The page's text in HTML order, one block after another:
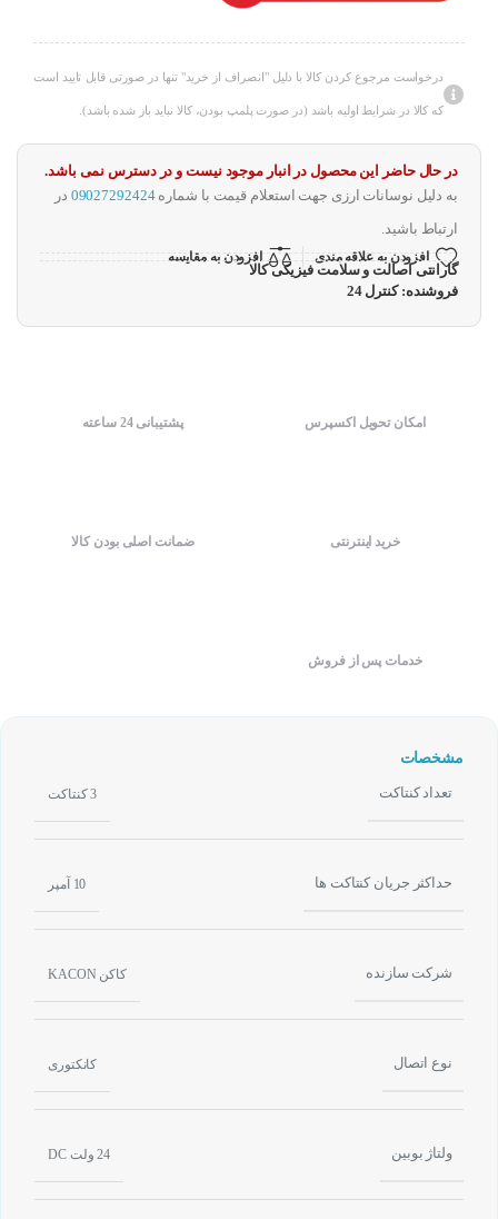
درخواست مرجوع کردن کالا با دلیل "انصراف از خرید" تنها در صورتی قابل تایید است
که کالا در شرایط اولیه باشد (در صورت پلمپ بودن، کالا نباید باز شده باشد).
در حال حاضر این محصول در انبار موجود نیست و در دسترس نمی باشد.
به دلیل نوسانات ارزی جهت استعلام قیمت با شماره09027292424 در
ارتباط باشید.
افزودن به علاقه مندی افزودن به مقایسه
گارانتی اصالت و سلامت فیزیکی کالا
فروشنده: کنترل 24
امکان تحویل اکسپرس پشتیبانی 24 ساعته
خرید اینترنتی ضمانت اصلی بودن کالا
خدمات پس از فروش
مشخصات
تعداد کنتاکت 3 کنتاکت
حداکثر جریان کنتاکت ها 10 آمپر
شرکت سازنده کاکن KACON
نوع اتصال کانکتوری
ولتاژ بوبین 24 ولت DC